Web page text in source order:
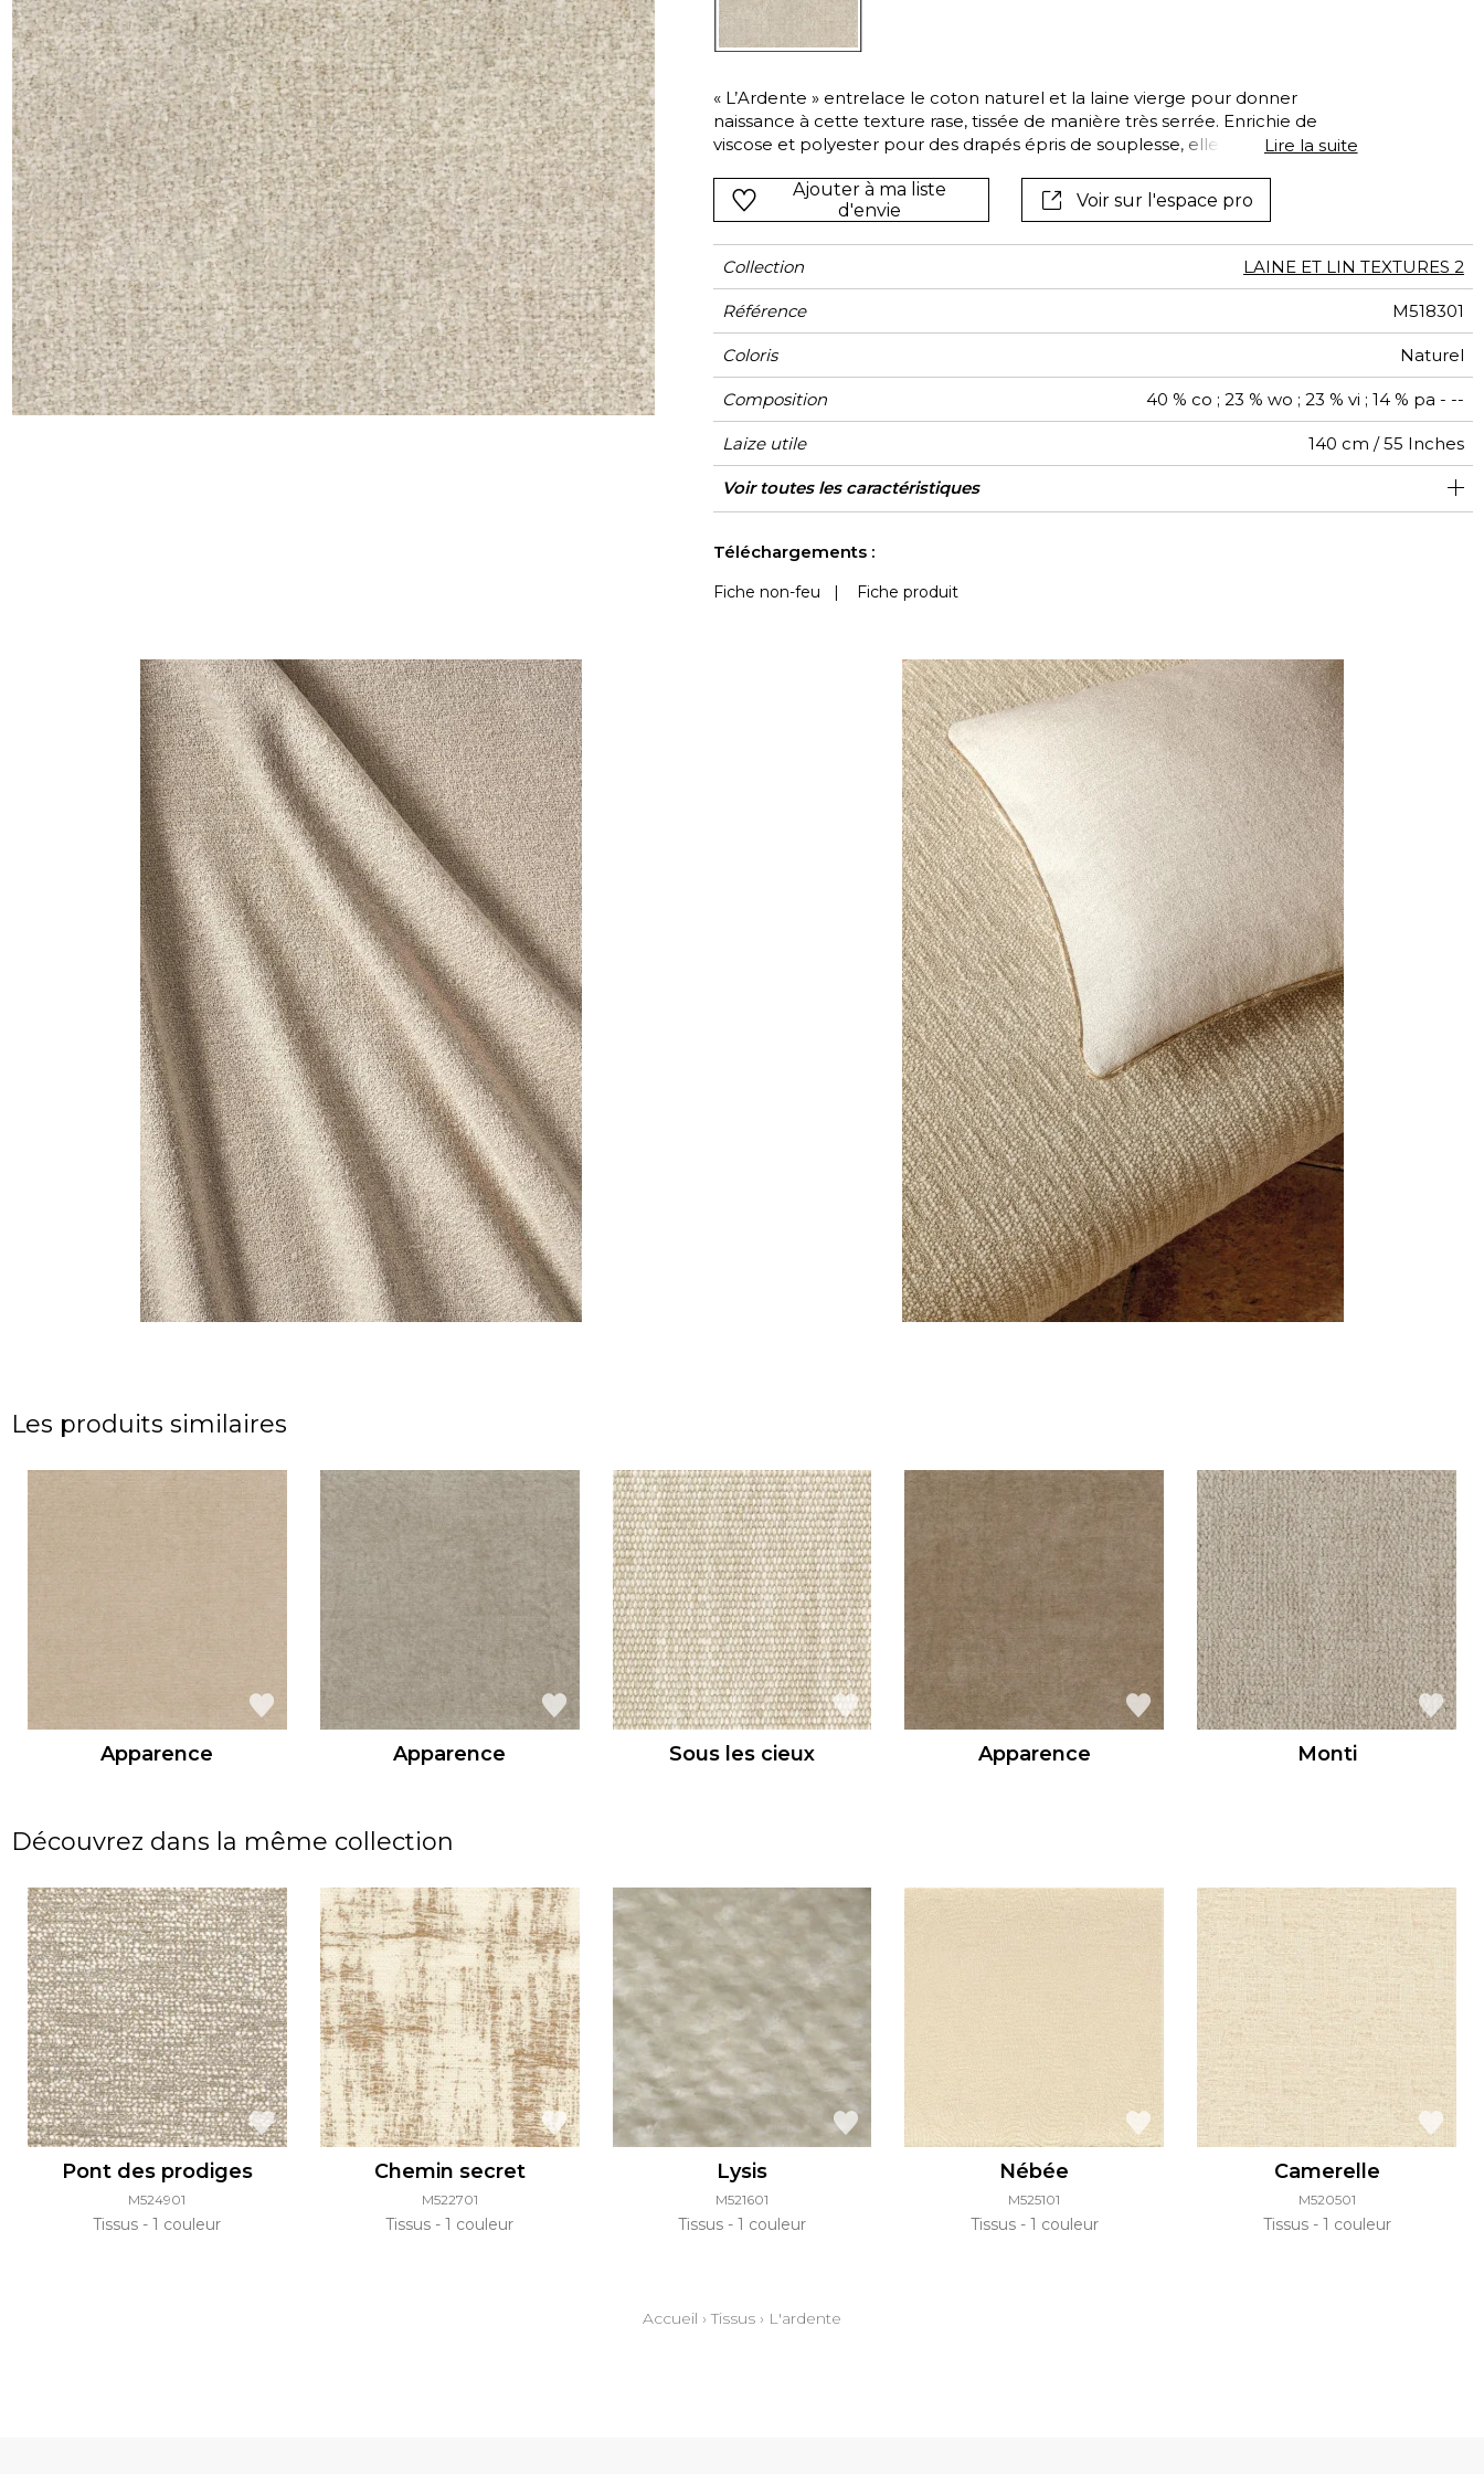
Modal
Polyester
Satin
Soie
Velours
Rose
Rouge
Vert« L’Ardente » entrelace le coton naturel et la laine vierge pour donner
naissance à cette texture rase, tissée de manière très serrée. Enrichie de
viscose et polyester pour des drapés épris de souplesse, elle est destination
Lire la suite
Ajouter à ma liste
d'envie
Voir sur l'espace pro
Collection LAINE ET LIN TEXTURES 2
Référence M518301
Coloris Naturel
Composition 40 % co ; 23 % wo ; 23 % vi ; 14 % pa - --
Laize utile 140 cm / 55 Inches
Raccord Raccord libre
Test Martindale 100000
Usage martindale
Siège à usage intensif : >40,000 cycles (Martindale) et/ou >30,000
doubles rubs (Wyzenbeek)
Wyzenbeek 35000
Sens De large
Poids g/m² 660
Performance
Accoustique
aw - 0.15
Usage
Entretien
Pays d'origine Italie
Caractéristiques
Outdoor
Voir toutes les caractéristiques
Téléchargements :
Fiche non-feu Fiche produit
Les produits similaires
Apparence Apparence Sous les cieux Apparence Monti
Découvrez dans la même collection
Pont des prodiges
M524901
Tissus 1 couleur
Chemin secret
M522701
Tissus 1 couleur
Lysis
M521601
Tissus 1 couleur
Nébée
M525101
Tissus 1 couleur
Camerelle
M520501
Tissus 1 couleur
Accueil ›Tissus › L'ardente